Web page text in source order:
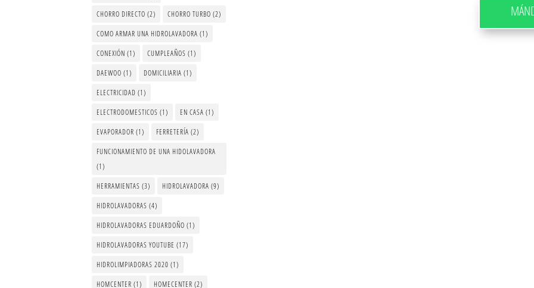
CHORRO DIRECTO (2) CHORRO TURBO (2)
COMO ARMAR UNA HIDROLAVADORA (1)
CONEXIÓN (1) CUMPLEAÑOS (1)
DAEWOO (1) DOMICILIARIA (1)
ELECTRICIDAD (1)
ELECTRODOMESTICOS (1) EN CASA (1)
EVAPORADOR (1) FERRETERÍA (2)
FUNCIONAMIENTO DE UNA HIDOLAVADORA
(1)
HERRAMIENTAS (3) HIDROLAVADORA (9)
HIDROLAVADORAS (4)
HIDROLAVADORAS EDUARDOÑO (1)
HIDROLAVADORAS YOUTUBE (17)
HIDROLIMPIADORAS 2020 (1)
HOMCENTER (1) HOMECENTER (2)